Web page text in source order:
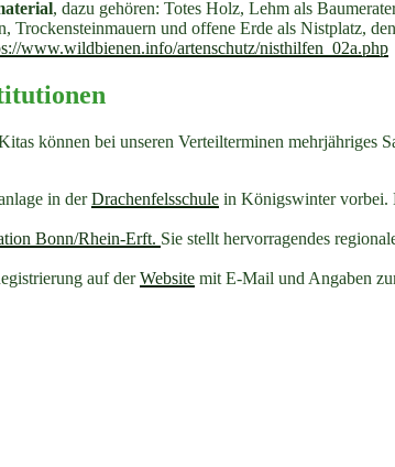
, dazu gehören: Totes Holz, Lehm als
Trockensteinmauern und offene Erde als Nistplatz,
www.wildbienen.info/artenschutz/nisthilfen_02a.php
können bei unseren Verteilterminen mehrjähriges
in derDrachenfelsschule in Königswinter vorbei.
Bonn/Rhein-Erft. Sie stellt hervorragendes
auf derWebsite mit E-Mail und Angaben